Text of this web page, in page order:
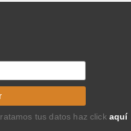
tus datos haz click aquí